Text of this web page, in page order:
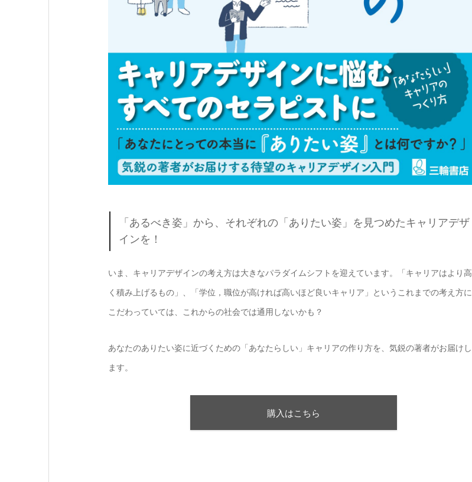
「あるべき姿」から、それぞれの「ありたい姿」を見つめたキャリアデザ
インを！
いま、キャリアデザインの考え方は大きなパラダイムシフトを迎えています。「キャリアはより高
く積み上げるもの」、「学位，職位が高ければ高いほど良いキャリア」というこれまでの考え方に
こだわっていては、これからの社会では通用しないかも？
あなたのありたい姿に近づくための「あなたらしい」キャリアの作り方を、気鋭の著者がお届けし
ます。
購入はこちら